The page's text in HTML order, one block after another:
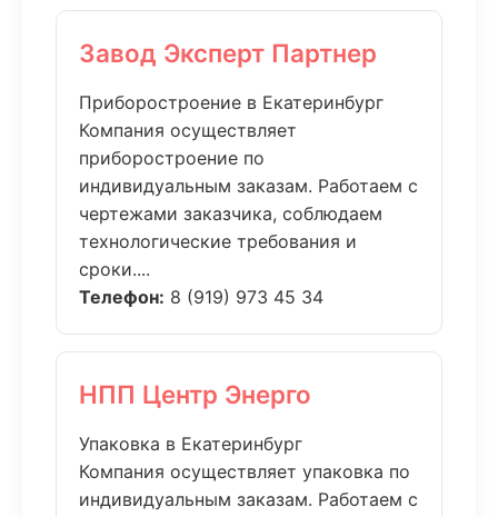
Завод Эксперт Партнер
Приборостроение в Екатеринбург
Компания осуществляет
приборостроение по
индивидуальным заказам. Работаем с
чертежами заказчика, соблюдаем
технологические требования и
сроки....
Телефон: 8 (919) 973 45 34
НПП Центр Энерго
Упаковка в Екатеринбург
Компания осуществляет упаковка по
индивидуальным заказам. Работаем с